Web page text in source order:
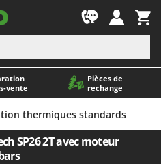
Pièces de
rechange
tondeuses autoportés
pour gazon
de terre pour tracteur
thermiques standards
SP26 2T avec moteur